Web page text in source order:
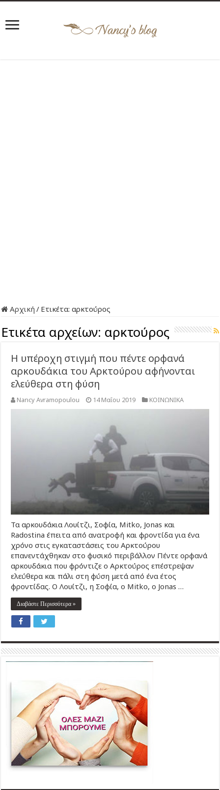
Αρχική / Ετικέτα:αρκτούρος
Ετικέτα αρχείων: αρκτούρος
Η υπέροχη στιγμή που πέντε ορφανά
αρκουδάκια του Αρκτούρου αφήνονται
ελεύθερα στη φύση
Nancy Avramopoulou 14 Μαΐου 2019 ΚΟΙΝΩΝΙΚΑ
Τα αρκουδάκια Λουίτζι, Σοφία, Mitko, Jonas και
Radostina έπειτα από ανατροφή και φροντίδα για ένα
χρόνο στις εγκαταστάσεις του Αρκτούρου
επανεντάχθηκαν στο φυσικό περιβάλλον Πέντε ορφανά
αρκουδάκια που φρόντιζε ο Αρκτούρος επέστρεψαν
ελεύθερα και πάλι στη φύση μετά από ένα έτος
φροντίδας. Ο Λουίτζι, η Σοφία, ο Mitko, ο Jonas …
Διαβάστε Περισσότερα »